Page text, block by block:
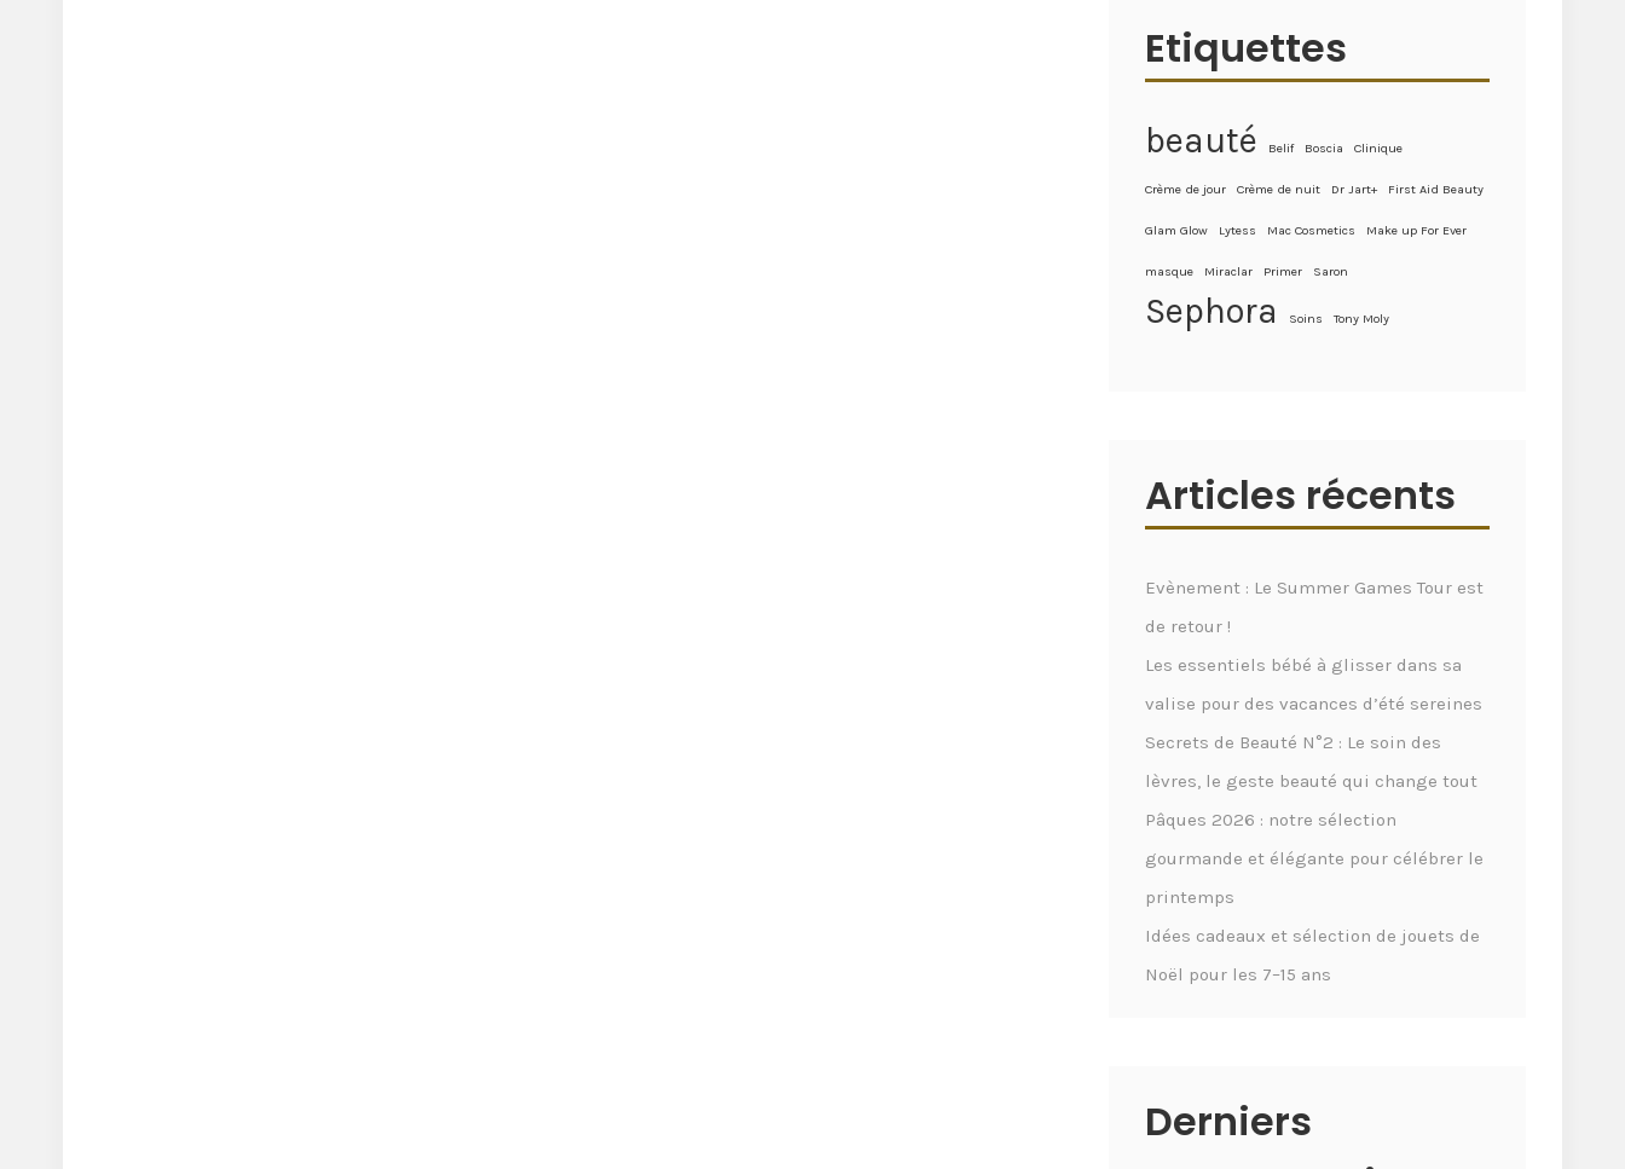
Etiquettes
beauté Belif Boscia Clinique
Crème de jour Crème de nuit Dr Jart+ First Aid Beauty
Glam Glow Lytess Mac Cosmetics Make up For Ever
masque Miraclar Primer Saron
Sephora Soins Tony Moly
Articles récents
Evènement : Le Summer Games Tour est
de retour !
Les essentiels bébé à glisser dans sa
valise pour des vacances d’été sereines
Secrets de Beauté N°2 : Le soin des
lèvres, le geste beauté qui change tout
Pâques 2026 : notre sélection
gourmande et élégante pour célébrer le
printemps
Idées cadeaux et sélection de jouets de
Noël pour les 7–15 ans
Derniers